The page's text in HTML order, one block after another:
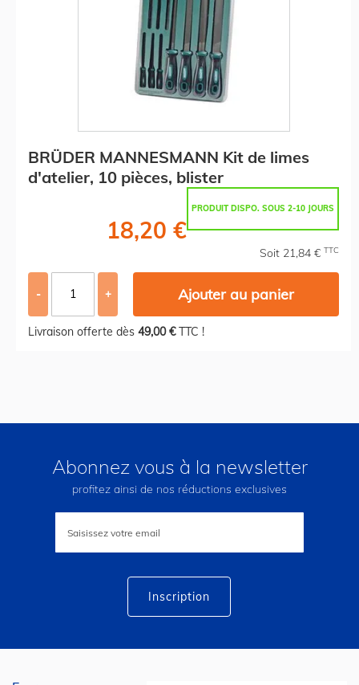
BRÜDER MANNESMANN Kit de limes
d'atelier, 10 pièces, blister
PRODUIT DISPO. SOUS 2-10 JOURS
18,20 €
Soit 21,84 € TTC
- + Ajouter au panier
Livraison offerte dès 49,00 €TTC !
Abonnez vous à la newsletter
profitez ainsi de nos réductions exclusives
lettre
Inscription